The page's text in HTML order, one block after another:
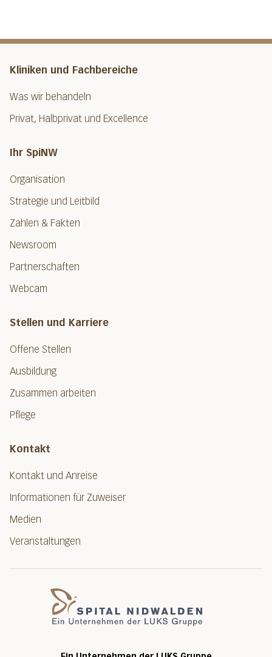
Kliniken und Fachbereiche
Was wir behandeln
Privat, Halbprivat und Excellence
Ihr SpiNW
Organisation
Strategie und Leitbild
Zahlen & Fakten
Newsroom
Partnerschaften
Webcam
Stellen und Karriere
Offene Stellen
Ausbildung
Zusammen arbeiten
Pflege
Kontakt
Kontakt und Anreise
Informationen für Zuweiser
Medien
Veranstaltungen